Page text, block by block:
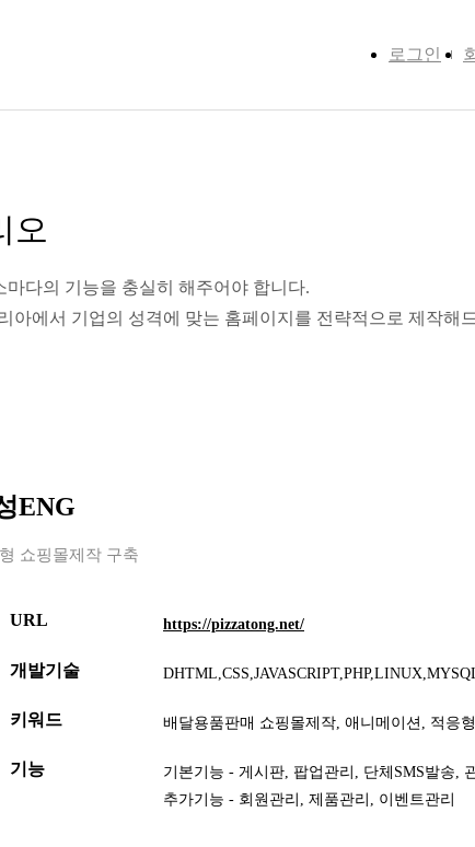
로그인
오
다의 기능을 충실히 해주어야 합니다.
에서 기업의 성격에 맞는 홈페이지를 전략적으로 제작해
ENG
쇼핑몰제작 구축
URL https://pizzatong.net/
개발기술
키워드 배달용품판매 쇼핑몰제작, 애니메이션, 적응
기능
기본기능 - 게시판, 팝업관리, 단체SMS발송,
추가기능 - 회원관리, 제품관리, 이벤트관리